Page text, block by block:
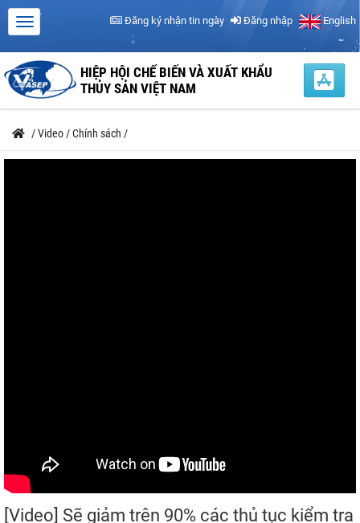
Đăng ký nhận tin ngày Đăng nhập English
HIỆP HỘI CHẾ BIẾN VÀ XUẤT KHẨU
THỦY SẢN VIỆT NAM
/Video /Chính sách /
[Video] Sẽ giảm trên 90% các thủ tục kiểm tra